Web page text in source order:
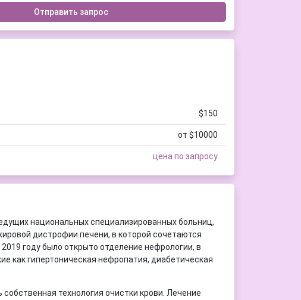
Отправить запрос
$150
от $10000
цена по запросу
национальных специализированных больниц,
дистрофии печени, в которой сочетаются
году было открыто отделение нефрологии, в
как гипертоническая нефропатия, диабетическая
технология очистки крови. Лечение